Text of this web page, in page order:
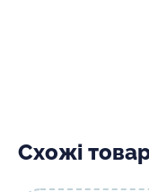
Схожі